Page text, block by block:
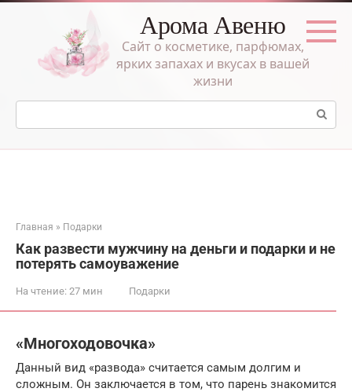
Перейти
Арома Авеню
Сайт о косметике, парфюмах,
ярких запахах и вкусах в вашей
жизни
Поиск:
Главная » Подарки
Как развести мужчину на деньги и подарки и не
потерять самоуважение
На чтение: 27 мин Подарки
«Многоходовочка»
Данный вид «развода» считается самым долгим и
сложным. Он заключается в том, что парень знакомится